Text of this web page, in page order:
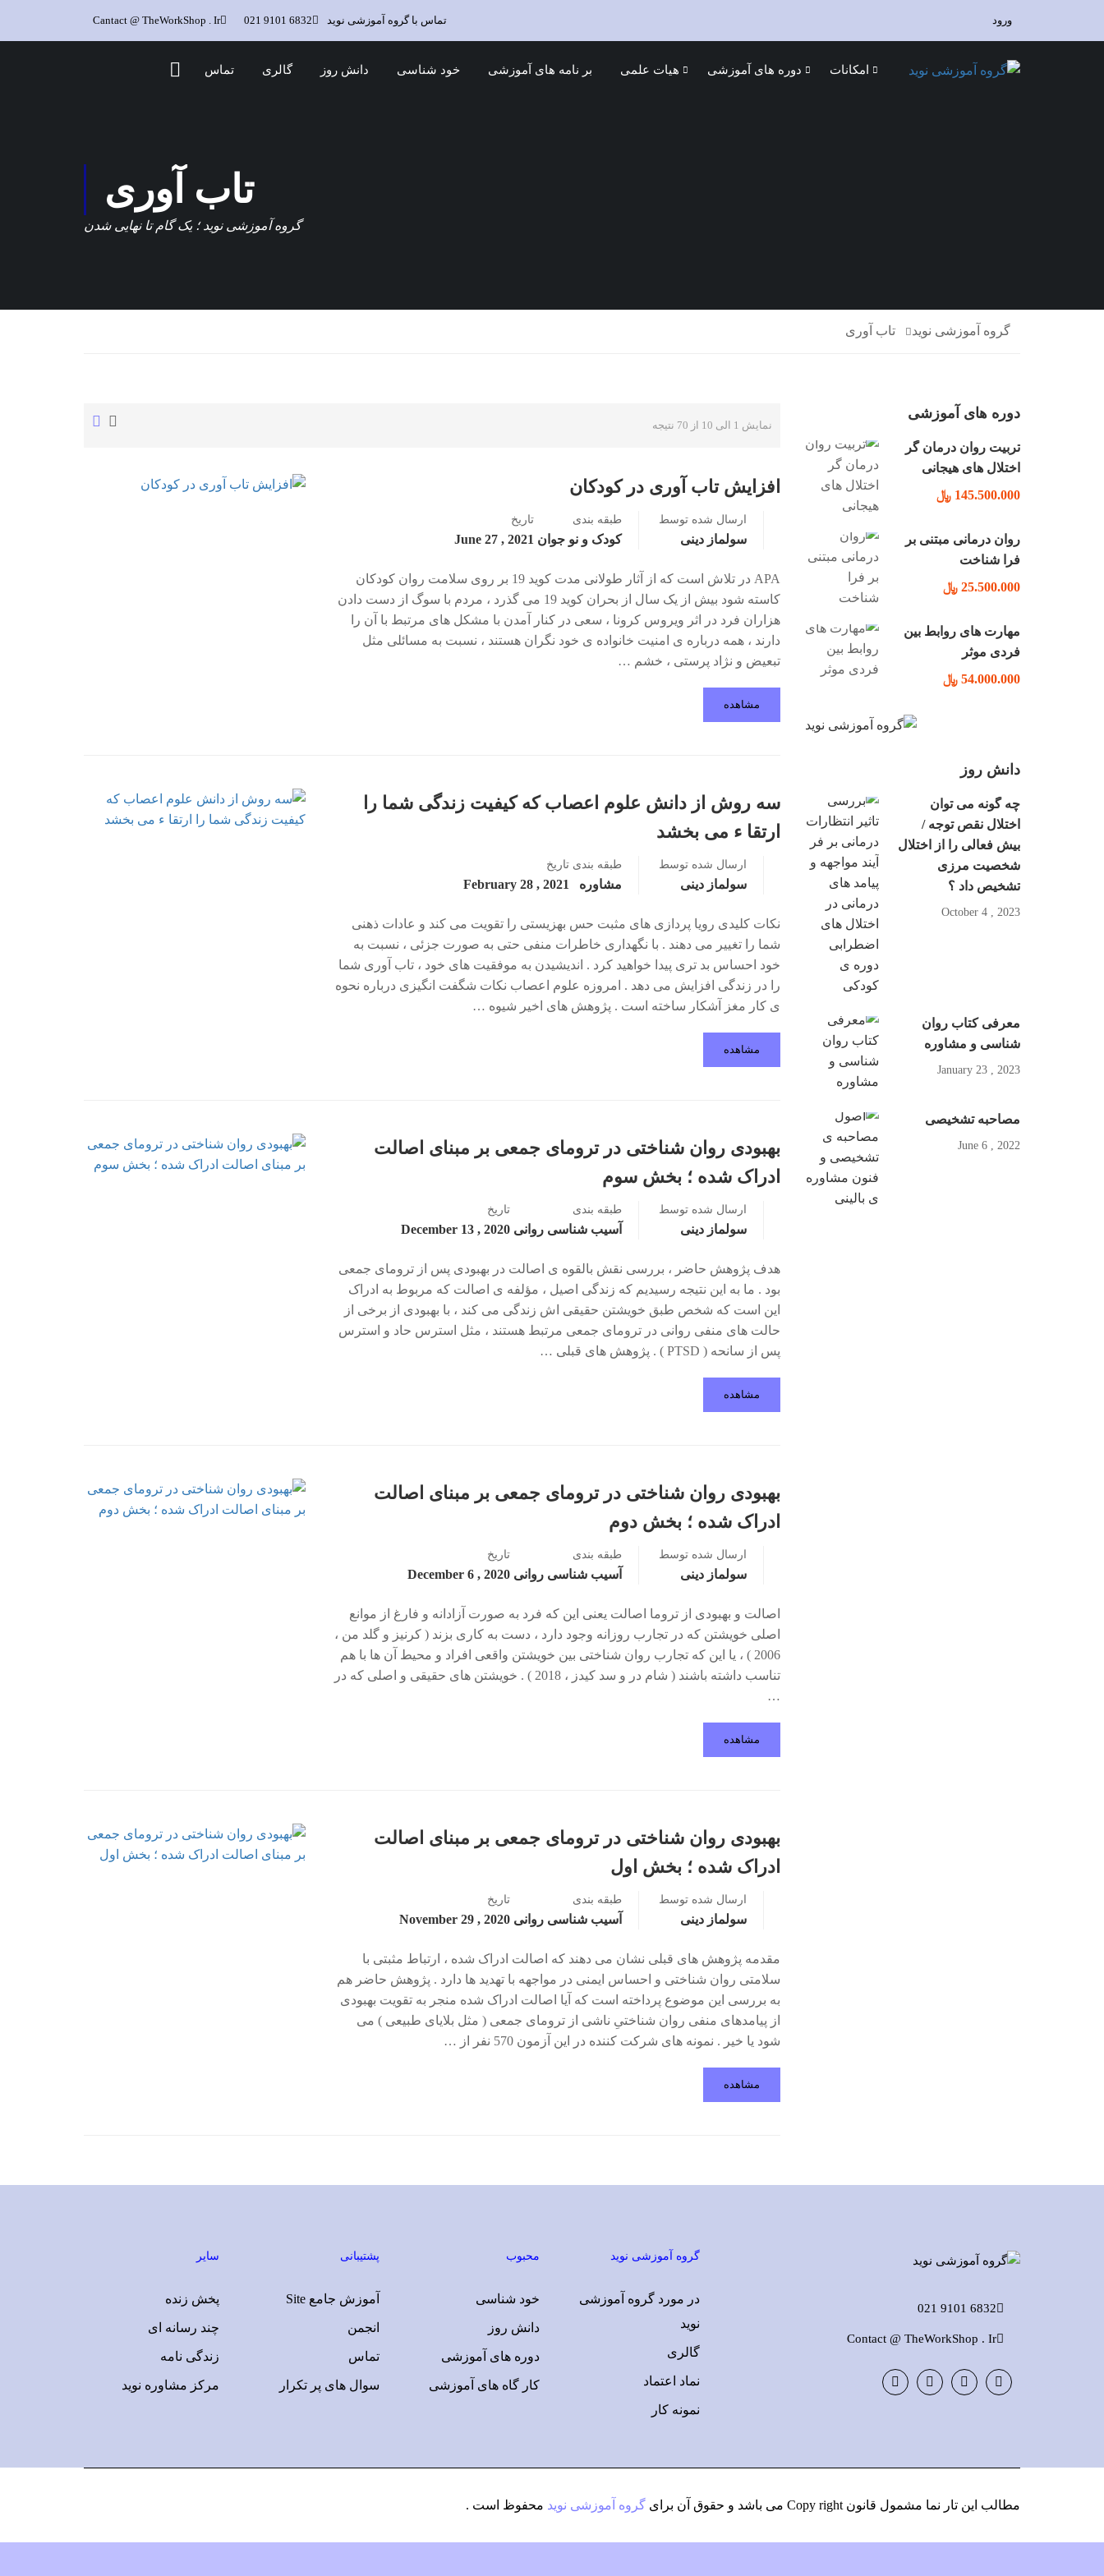
تماس با گروه آموزشی نوید 6832 9101 021
Cantact @ TheWorkShop . Ir ورود
امکانات دوره های آموزشی هیات علمی بر نامه های آموزشی خود شناسی دانش روز گالری تماس
تاب آوری
گروه آموزشی نوید ؛ یک گام تا نهایی شدن
گروه آموزشی نوید تاب آوری
نمایش 1 الی 10 از 70 نتیجه
افزایش تاب آوری در کودکان
ارسال شده توسط
سولماز دینی
طبقه بندی
کودک و نو جوان
تاریخ
2021 , June 27
APA در تلاش است که از آثار طولانی مدت کوید 19 بر روی سلامت روان کودکان
کاسته شود بیش از یک سال از بحران کوید 19 می گذرد ، مردم با سوگ از دست دادن
هزاران فرد در اثر ویروس کرونا ، سعی در کنار آمدن با مشکل های مرتبط با آن را
دارند ، همه درباره ی امنیت خانواده ی خود نگران هستند ، نسبت به مسائلی مثل
تبعیض و نژاد پرستی ، خشم …
مشاهده
سه روش از دانش علوم اعصاب که کیفیت زندگی شما را
ارتقا ء می بخشد
ارسال شده توسط
سولماز دینی
طبقه بندی
مشاوره
تاریخ
2021 , February 28
نکات کلیدی رویا پردازی های مثبت حس بهزیستی را تقویت می کند و عادات ذهنی
شما را تغییر می دهند . با نگهداری خاطرات منفی حتی به صورت جزئی ، نسبت به
خود احساس بد تری پیدا خواهید کرد . اندیشیدن به موفقیت های خود ، تاب آوری شما
را در زندگی افزایش می دهد . امروزه علوم اعصاب نکات شگفت انگیزی درباره نحوه
ی کار مغز آشکار ساخته است . پژوهش های اخیر شیوه …
مشاهده
بهبودی روان شناختی در ترومای جمعی بر مبنای اصالت
ادراک شده ؛ بخش سوم
ارسال شده توسط
سولماز دینی
طبقه بندی
آسیب شناسی روانی
تاریخ
2020 , December 13
هدف پژوهش حاضر ، بررسی نقش بالقوه ی اصالت در بهبودی پس از ترومای جمعی
بود . ما به این نتیجه رسیدیم که زندگی اصیل ، مؤلفه ی اصالت که مربوط به ادراک
این است که شخص طبق خویشتن حقیقی اش زندگی می کند ، با بهبودی از برخی از
حالت های منفی روانی در ترومای جمعی مرتبط هستند ، مثل استرس حاد و استرس
پس از سانحه ( PTSD ) . پژوهش های قبلی …
مشاهده
بهبودی روان شناختی در ترومای جمعی بر مبنای اصالت
ادراک شده ؛ بخش دوم
ارسال شده توسط
سولماز دینی
طبقه بندی
آسیب شناسی روانی
تاریخ
2020 , December 6
اصالت و بهبودی از تروما اصالت یعنی این که فرد به صورت آزادانه و فارغ از موانع
اصلی خویشتن که در تجارب روزانه وجود دارد ، دست به کاری بزند ( کرنیز و گلد من ،
2006 ) ، یا این که تجارب روان شناختی بین خویشتن واقعی افراد و محیط آن ها با هم
تناسب داشته باشند ( شام در و سد کیدز ، 2018 ) . خویشتن های حقیقی و اصلی که در
…
مشاهده
بهبودی روان شناختی در ترومای جمعی بر مبنای اصالت
ادراک شده ؛ بخش اول
ارسال شده توسط
سولماز دینی
طبقه بندی
آسیب شناسی روانی
تاریخ
2020 , November 29
مقدمه پژوهش­ های قبلی نشان می دهند که اصالت ادراک شده ، ارتباط مثبتی با
سلامتی روان شناختی و احساس ایمنی در مواجهه با تهدید ها دارد . پژوهش حاضر هم
به بررسی این موضوع پرداخته است که آیا اصالت ادراک شده منجر به تقویت بهبودی
از پیامدهای منفی روان شناختیِ ناشی از ترومای جمعی ( مثل بلایای طبیعی ) می
شود یا خیر . نمونه های شرکت کننده در این آزمون 570 نفر از …
مشاهده
دوره های آموزشی
تربیت روان درمان گر
اختلال های هیجانی
145.500.000 ﷼
روان درمانی مبتنی بر
فرا شناخت
25.500.000 ﷼
مهارت های روابط بین
فردی موثر
54.000.000 ﷼
دانش روز
چه گونه می توان
اختلال نقص توجه /
بیش فعالی را از اختلال
شخصیت مرزی
تشخیص داد ؟
2023 , October 4
معرفی کتاب روان
شناسی و مشاوره
2023 , January 23
مصاحبه تشخیصی
2022 , June 6
6832 9101 021
Contact @ TheWorkShop . Ir
گروه آموزشی نوید
در مورد گروه آموزشی
نوید
گالری
نماد اعتماد
نمونه کار
محبوب
خود شناسی
دانش روز
دوره های آموزشی
کار گاه های آموزشی
پشتیبانی
آموزش جامع Site
انجمن
تماس
سوال های پر تکرار
سایر
پخش زنده
چند رسانه ای
زندگی نامه
مرکز مشاوره نوید
مطالب این تار نما مشمول قانون Copy right می باشد و حقوق آن برای گروه آموزشی نوید محفوظ است .